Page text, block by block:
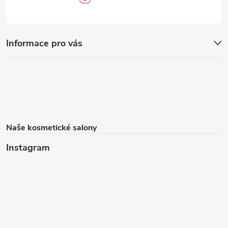
Informace pro vás
Naše kosmetické salony
Instagram